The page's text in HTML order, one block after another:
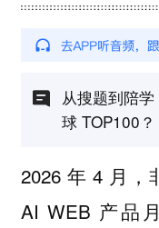
从搜题到陪
球 TOP100？
2026 年 4 月，
AI WEB 产品